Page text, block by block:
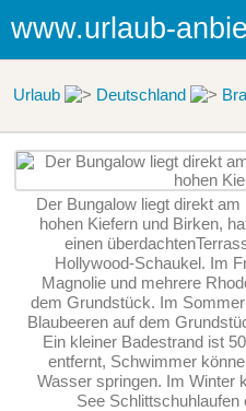
www.urlaub-
Urlaub Deutschland
Der Bungalow liegt direkt
hohen Kiefern und Birken,
einen
Hollywood-Schaukel. Im
Magnolie und mehrere
dem Grundstück. Im
Blaubeeren auf dem
Ein kleiner Badestrand ist
entfernt, Schwimmer
Wasser springen. Im Winter
See Schlittschuhlaufen